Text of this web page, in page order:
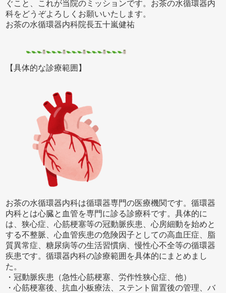
ぐこと、これが当院のミッションです。お茶の水循環器内
科をどうぞよろしくお願いいたします。
お茶の水循環器内科院長五十嵐健祐
【具体的な診療範囲】
お茶の水循環器内科は循環器専門の医療機関です。循環器
内科とは心臓と血管を専門に診る診療科です。具体的に
は、狭心症、心筋梗塞等の冠動脈疾患、心房細動を始めと
する不整脈、心血管疾患の危険因子としての高血圧症、脂
質異常症、糖尿病等の生活習慣病、慢性心不全等の循環器
疾患です。循環器内科の診療範囲を具体的にまとめまし
た。
・冠動脈疾患（急性心筋梗塞、労作性狭心症、他）
・心筋梗塞後、抗血小板療法、ステント留置後の管理、バ